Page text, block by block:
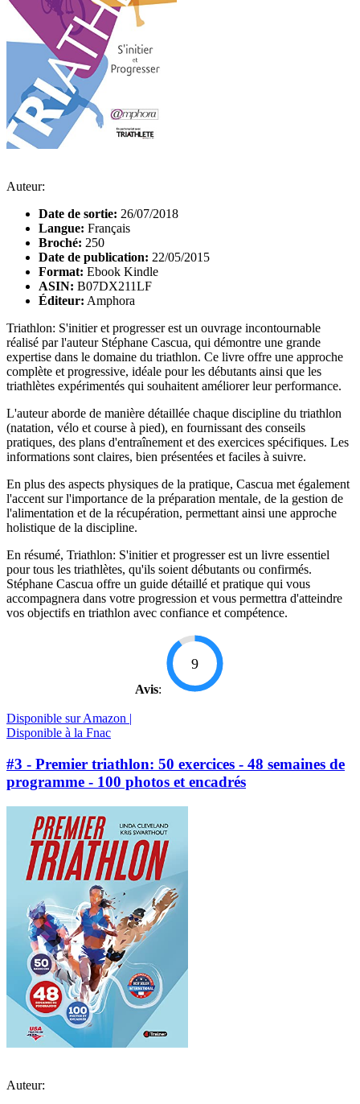
Auteur:
Date de sortie: 26/07/2018
Langue: Français
Broché: 250
Date de publication: 22/05/2015
Format: Ebook Kindle
ASIN: B07DX211LF
Éditeur: Amphora
Triathlon: S'initier et progresser est un ouvrage incontournable
réalisé par l'auteur Stéphane Cascua, qui démontre une grande
expertise dans le domaine du triathlon. Ce livre offre une approche
complète et progressive, idéale pour les débutants ainsi que les
triathlètes expérimentés qui souhaitent améliorer leur performance.
L'auteur aborde de manière détaillée chaque discipline du triathlon
(natation, vélo et course à pied), en fournissant des conseils
pratiques, des plans d'entraînement et des exercices spécifiques. Les
informations sont claires, bien présentées et faciles à suivre.
En plus des aspects physiques de la pratique, Cascua met également
l'accent sur l'importance de la préparation mentale, de la gestion de
l'alimentation et de la récupération, permettant ainsi une approche
holistique de la discipline.
En résumé, Triathlon: S'initier et progresser est un livre essentiel
pour tous les triathlètes, qu'ils soient débutants ou confirmés.
Stéphane Cascua offre un guide détaillé et pratique qui vous
accompagnera dans votre progression et vous permettra d'atteindre
vos objectifs en triathlon avec confiance et compétence.
Avis:
9
Disponible sur Amazon |
Disponible à la Fnac
#3 - Premier triathlon: 50 exercices - 48 semaines de
programme - 100 photos et encadrés
Auteur: